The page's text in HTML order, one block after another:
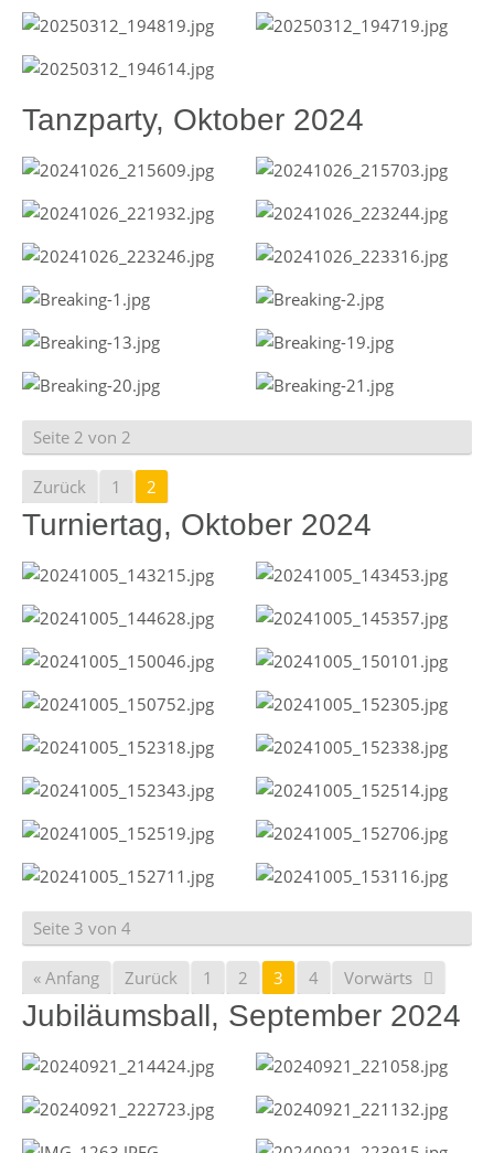
Tanzparty, Oktober 2024
Seite 2 von 2
Zurück 1 2
Turniertag, Oktober 2024
Seite 3 von 4
« Anfang Zurück 1 2 3 4 Vorwärts
Jubiläumsball, September 2024